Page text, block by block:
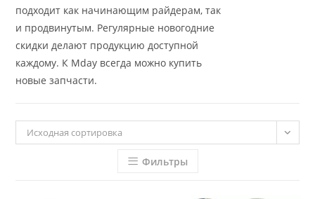
подходит как начинающим райдерам, так
и продвинутым. Регулярные новогодние
скидки делают продукцию доступной
каждому. К Mday всегда можно купить
новые запчасти.
Исходная сортировка
Фильтры